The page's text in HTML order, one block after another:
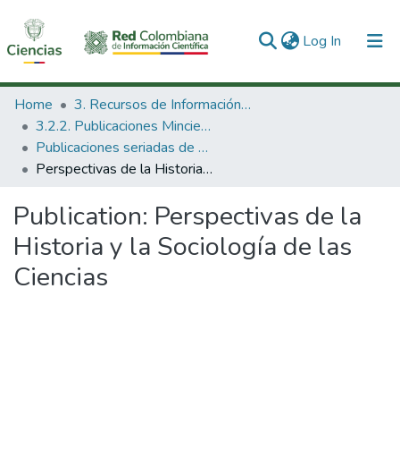
Log In (current)
Communities & Collections
All of DSpace
Statistics
Home
3. Recursos de Información Científica y Tecnológica
3.2.2. Publicaciones Minciencias
Publicaciones seriadas de Minciencias
Perspectivas de la Historia y la Sociología de las Ciencias
Publication: Perspectivas de la
Historia y la Sociología de las
Ciencias